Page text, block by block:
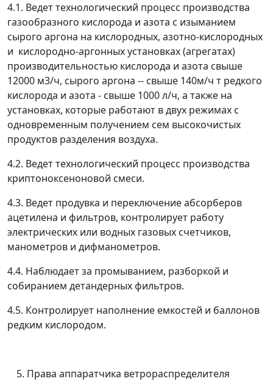
4.1. Ведет технологический процесс производства
газообразного кислорода и азота с изыманием
сырого аргона на кислородных, азотно-кислородных
и кислородно-аргонных установках (агрегатах)
производительностью кислорода и азота свыше
12000 м3/ч, сырого аргона -- свыше 140м/ч т редкого
кислорода и азота - свыше 1000 л/ч, а также на
установках, которые работают в двух режимах с
одновременным получением сем высокочистых
продуктов разделения воздуха.
4.2. Ведет технологический процесс производства
криптоноксеноновой смеси.
4.3. Ведет продувка и переключение абсорберов
ацетилена и фильтров, контролирует работу
электрических или водных газовых счетчиков,
манометров и дифманометров.
4.4. Наблюдает за промыванием, разборкой и
собиранием детандерных фильтров.
4.5. Контролирует наполнение емкостей и баллонов
редким кислородом.
Права аппаратчика ветрораспределителя